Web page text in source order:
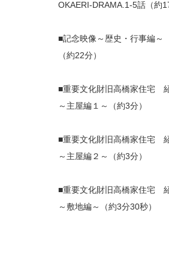
OKAERI-DRAMA.1-5話（約
■記念映像～歴史・行事編～
（約22分）
■重要文化財旧高橋家住宅
～主屋編１～（約3分）
■重要文化財旧高橋家住宅
～主屋編２～（約3分）
■重要文化財旧高橋家住宅
～敷地編～（約3分30秒）